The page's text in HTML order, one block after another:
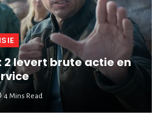
levert brute actie en
4 Mins Read